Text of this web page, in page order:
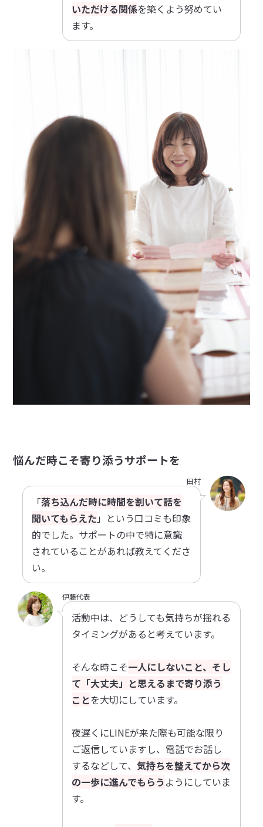
いただける関係を築くよう努めてい
ます。
悩んだ時こそ寄り添うサポートを
田村
「落ち込んだ時に時間を割いて話を
聞いてもらえた 」という口コミも印象
的でした。サポートの中で特に意識
されていることがあれば教えてくださ
い。
伊藤代表
活動中は、どうしても気持ちが揺れる
タイミングがあると考えています。
そんな時こそ一人にしないこと、そし
て「大丈夫」と思えるまで寄り添う
ことを大切にしています。
夜遅くにLINEが来た際も可能な限り
ご返信していますし、電話でお話し
するなどして、気持ちを整えてから次
の一歩に進んでもらう ようにしていま
す。